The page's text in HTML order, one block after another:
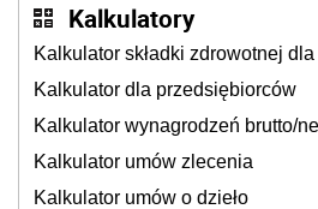
Kalkulatory
Kalkulator składki zdrowotnej
Kalkulator dla przedsiębiorców
Kalkulator wynagrodzeń brutto/
Kalkulator umów zlecenia
Kalkulator umów o dzieło